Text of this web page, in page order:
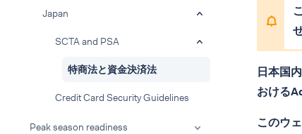
Japan
SCTA and PSA
特商法と資金決済法
Credit Card Security Guidelines
Peak season readiness
日本国
おける
このウ